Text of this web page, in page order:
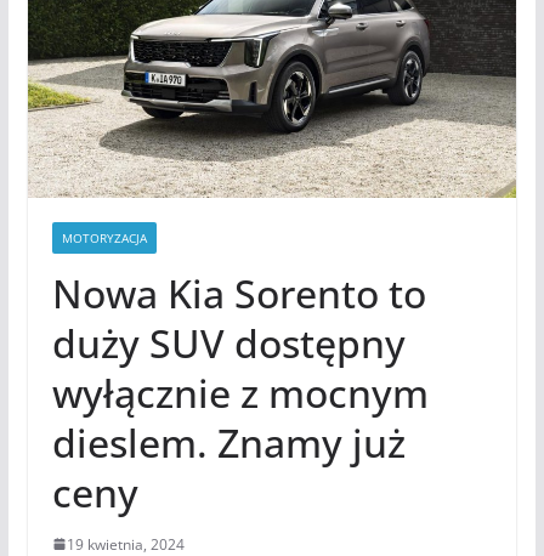
MOTORYZACJA
Nowa Kia Sorento to
duży SUV dostępny
wyłącznie z mocnym
dieslem. Znamy już
ceny
19 kwietnia, 2024